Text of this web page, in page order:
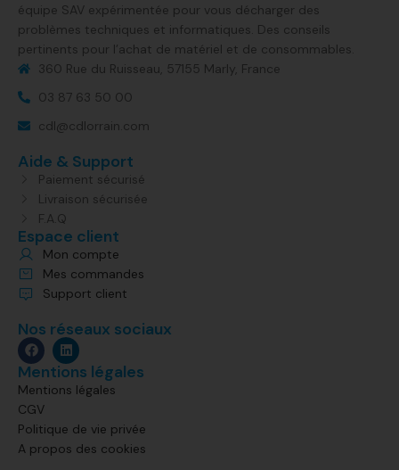
équipe SAV expérimentée pour vous décharger des
problèmes techniques et informatiques. Des conseils
pertinents pour l’achat de matériel et de consommables.
360 Rue du Ruisseau, 57155 Marly, France​
03 87 63 50 00
cdl@cdlorrain.com
Aide & Support
Paiement sécurisé
Livraison sécurisée
F.A.Q
Espace client
Mon compte
Mes commandes
Support client
Nos réseaux sociaux
Mentions légales
Mentions légales
CGV
Politique de vie privée
A propos des cookies